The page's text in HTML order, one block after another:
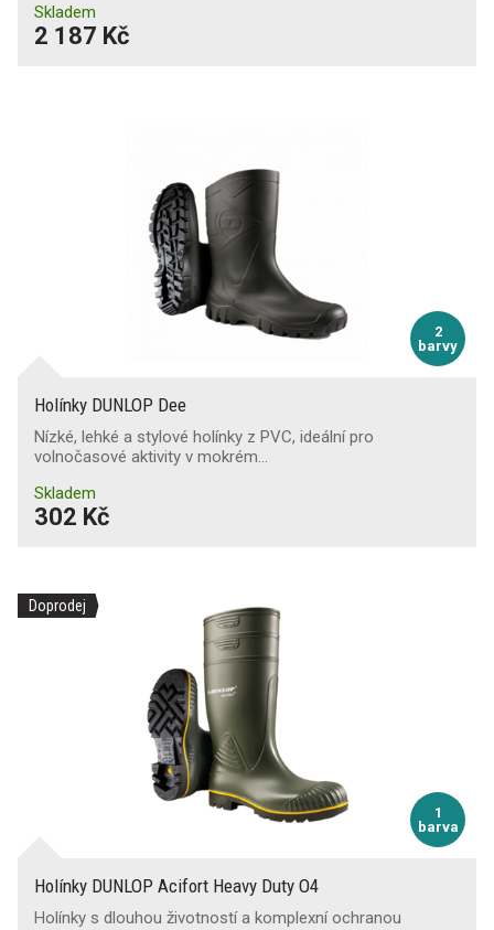
Skladem
2 187 Kč
2
barvy
Holínky DUNLOP Dee
Nízké, lehké a stylové holínky z PVC, ideální pro
volnočasové aktivity v mokrém…
Skladem
302 Kč
Doprodej
1
barva
Holínky DUNLOP Acifort Heavy Duty O4
Holínky s dlouhou životností a komplexní ochranou